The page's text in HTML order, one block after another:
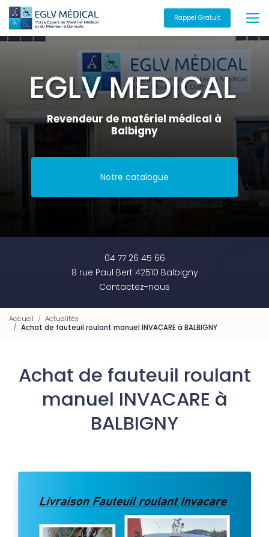
Aller
au
contenu
principal
Rappel Gratuit
Revendeur de matériel médical à
Balbigny
Notre catalogue
04 77 26 45 66
8 rue Paul Bert 42510 Balbigny
Contactez-nous
Accueil
Actualités
Achat de fauteuil roulant manuel INVACARE à BALBIGNY
Achat de fauteuil roulant
manuel INVACARE à
BALBIGNY